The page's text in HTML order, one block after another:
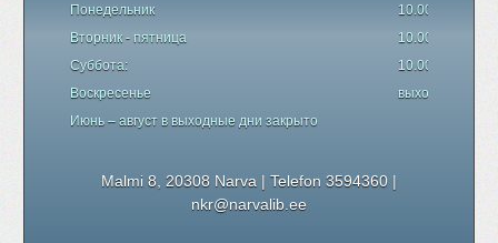
Понедельник
10.00 - 19.00
Вторник - пятница
10.00 - 18.00
Суббота:
10.00 - 17.00
Воскресенье
выходной день
Июнь – август в выходные дни закрыто
Malmi 8, 20308 Narva | Telefon 3594360 |
nkr@narvalib.ee